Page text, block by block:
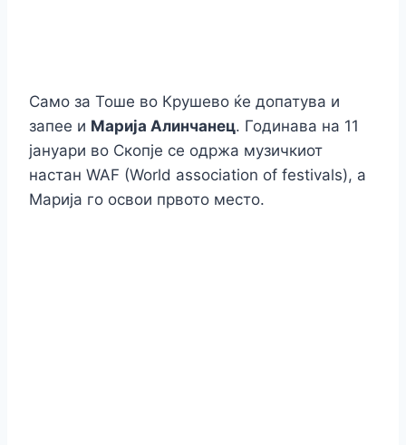
Само за Тоше во Крушево ќе допатува и
запее и Марија Алинчанец. Годинава на 11
јануари во Скопје се одржа музичкиот
настан WAF (World association of festivals), а
Марија го освои првото место.